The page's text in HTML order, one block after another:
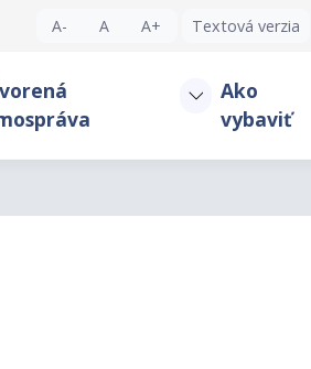
A- A A+ Textová verzia
Ako
vybaviť